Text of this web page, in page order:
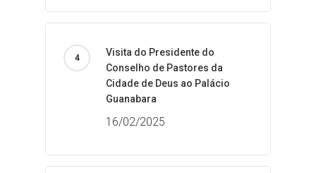
Visita do Presidente do
Conselho de Pastores da
Cidade de Deus ao Palácio
Guanabara
16/02/2025